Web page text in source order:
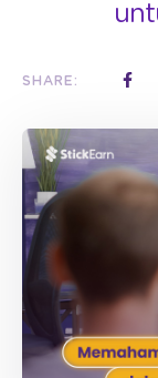
SHARE: